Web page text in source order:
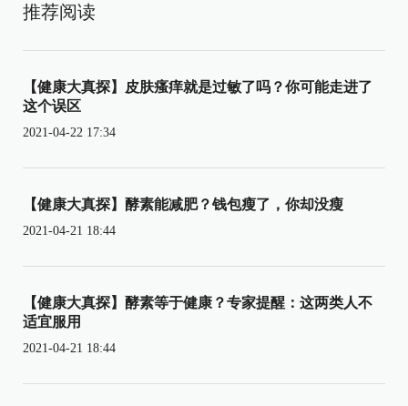
推荐阅读
【健康大真探】皮肤瘙痒就是过敏了吗？你可能走进了
这个误区
2021-04-22 17:34
【健康大真探】酵素能减肥？钱包瘦了，你却没瘦
2021-04-21 18:44
【健康大真探】酵素等于健康？专家提醒：这两类人不
适宜服用
2021-04-21 18:44